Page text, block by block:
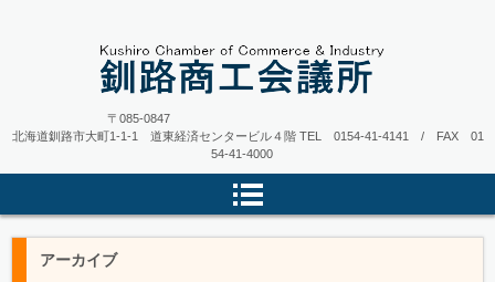
〒085-0847
北海道釧路市大町1-1-1 道東経済センタービル４階 TEL 0154-41-4141 / FAX 01
54-41-4000
アーカイブ